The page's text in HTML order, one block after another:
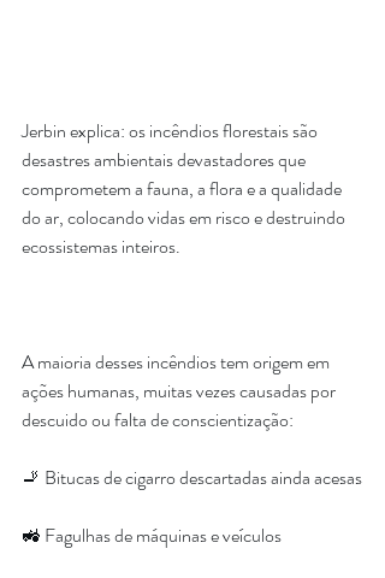
Jerbin explica: os incêndios florestais são
desastres ambientais devastadores que
comprometem a fauna, a flora e a qualidade
do ar, colocando vidas em risco e destruindo
ecossistemas inteiros.
A maioria desses incêndios tem origem em
ações humanas, muitas vezes causadas por
descuido ou falta de conscientização:
🚬 Bitucas de cigarro descartadas ainda acesas
🚜 Fagulhas de máquinas e veículos